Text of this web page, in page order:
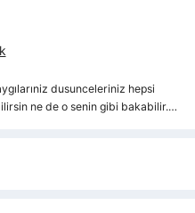
dusunceleriniz hepsi
ne de o senin gibi bakabilir.…